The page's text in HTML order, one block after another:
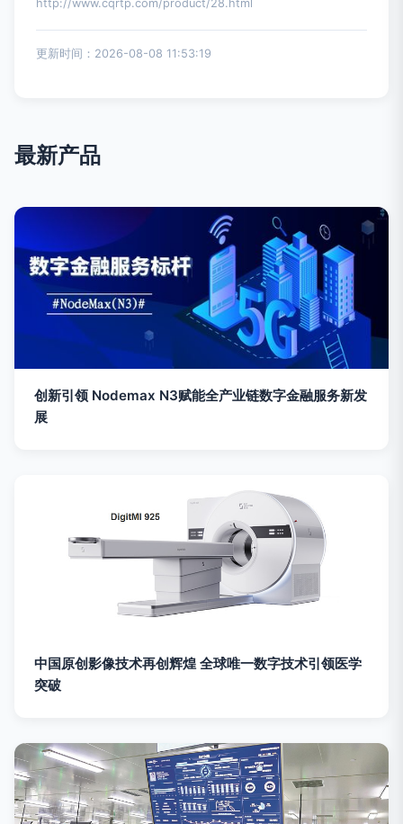
http://www.cqrtp.com/product/28.html
更新时间：2026-08-08 11:53:19
最新产品
创新引领 Nodemax N3赋能全产业链数字金融服务新发
展
中国原创影像技术再创辉煌 全球唯一数字技术引领医学
突破